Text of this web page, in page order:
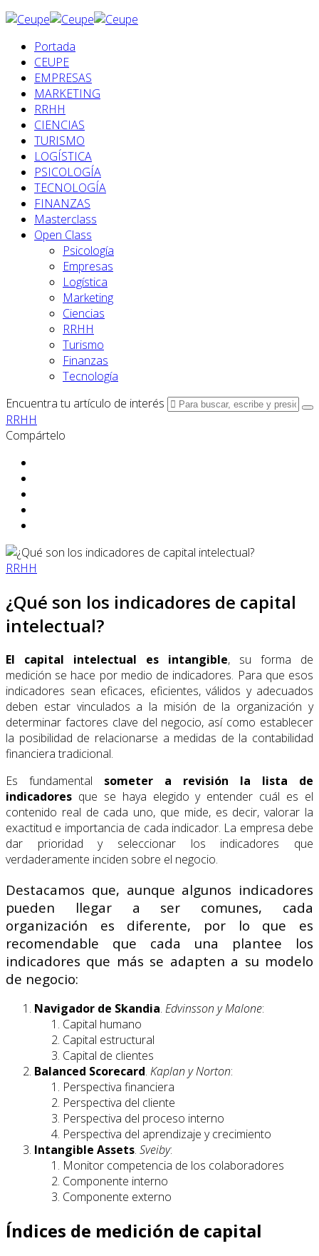
Portada
CEUPE
EMPRESAS
MARKETING
RRHH
CIENCIAS
TURISMO
LOGÍSTICA
PSICOLOGÍA
TECNOLOGÍA
FINANZAS
Masterclass
Open Class
Psicología
Empresas
Logística
Marketing
Ciencias
RRHH
Turismo
Finanzas
Tecnología
Encuentra tu artículo de interés
RRHH
Compártelo
RRHH
¿Qué son los indicadores de capital
intelectual?
El capital intelectual es intangible, su forma de
medición se hace por medio de indicadores. Para que esos
indicadores sean eficaces, eficientes, válidos y adecuados
deben estar vinculados a la misión de la organización y
determinar factores clave del negocio, así como establecer
la posibilidad de relacionarse a medidas de la contabilidad
financiera tradicional.
Es fundamental someter a revisión la lista de
indicadores que se haya elegido y entender cuál es el
contenido real de cada uno, que mide, es decir, valorar la
exactitud e importancia de cada indicador. La empresa debe
dar prioridad y seleccionar los indicadores que
verdaderamente inciden sobre el negocio.
Destacamos que, aunque algunos indicadores
pueden llegar a ser comunes, cada
organización es diferente, por lo que es
recomendable que cada una plantee los
indicadores que más se adapten a su modelo
de negocio:
Navigador de Skandia. Edvinsson y Malone:
Capital humano
Capital estructural
Capital de clientes
Balanced Scorecard. Kaplan y Norton:
Perspectiva financiera
Perspectiva del cliente
Perspectiva del proceso interno
Perspectiva del aprendizaje y crecimiento
Intangible Assets. Sveiby:
Monitor competencia de los colaboradores
Componente interno
Componente externo
Índices de medición de capital